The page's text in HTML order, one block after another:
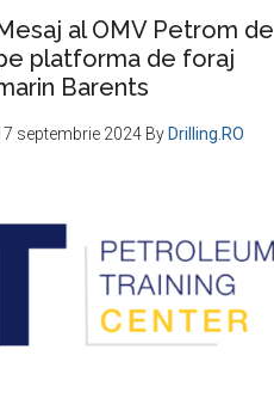
al OMV Petrom de
platforma de foraj
Barents
septembrie 2024 By Drilling.RO